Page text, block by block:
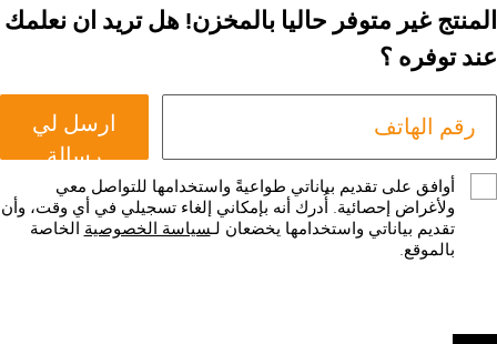
المنتج غير متوفر حاليا بالمخزن! هل تريد ان نعلمك
عند توفره ؟
ارسل لي
رسالة
أوافق على تقديم بياناتي طواعيةً واستخدامها للتواصل معي
ولأغراض إحصائية. أُدرك أنه بإمكاني إلغاء تسجيلي في أي وقت، وأن
تقديم بياناتي واستخدامها يخضعان لـسياسة الخصوصية الخاصة
بالموقع.